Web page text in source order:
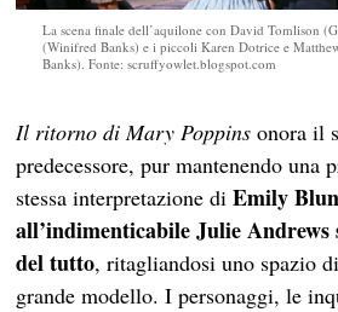
La scena finale dell’aquilone con David Tomlison
(Winifred Banks) e i piccoli Karen Dotrice e
Banks). Fonte: scruffyowlet.blogspot.com
Il ritorno di Mary Poppins onora il
predecessore, pur mantenendo una
stessa interpretazione diEmily
all’indimenticabile Julie Andrews
del tutto, ritagliandosi uno spazio
grande modello. I personaggi, le